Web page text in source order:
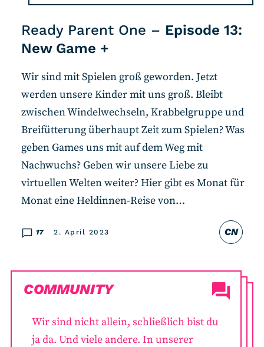
Ready Parent One – Episode 13:
New Game +
CN
17 2. April 2023
Wir sind mit Spielen groß geworden. Jetzt
werden unsere Kinder mit uns groß. Bleibt
zwischen Windelwechseln, Krabbelgruppe und
Breifütterung überhaupt Zeit zum Spielen? Was
geben Games uns mit auf dem Weg mit
Nachwuchs? Geben wir unsere Liebe zu
virtuellen Welten weiter? Hier gibt es Monat für
Monat eine Heldinnen-Reise von…
COMMUNITY
Wir sind nicht allein, schließlich bist du
ja da. Und viele andere. In unserer